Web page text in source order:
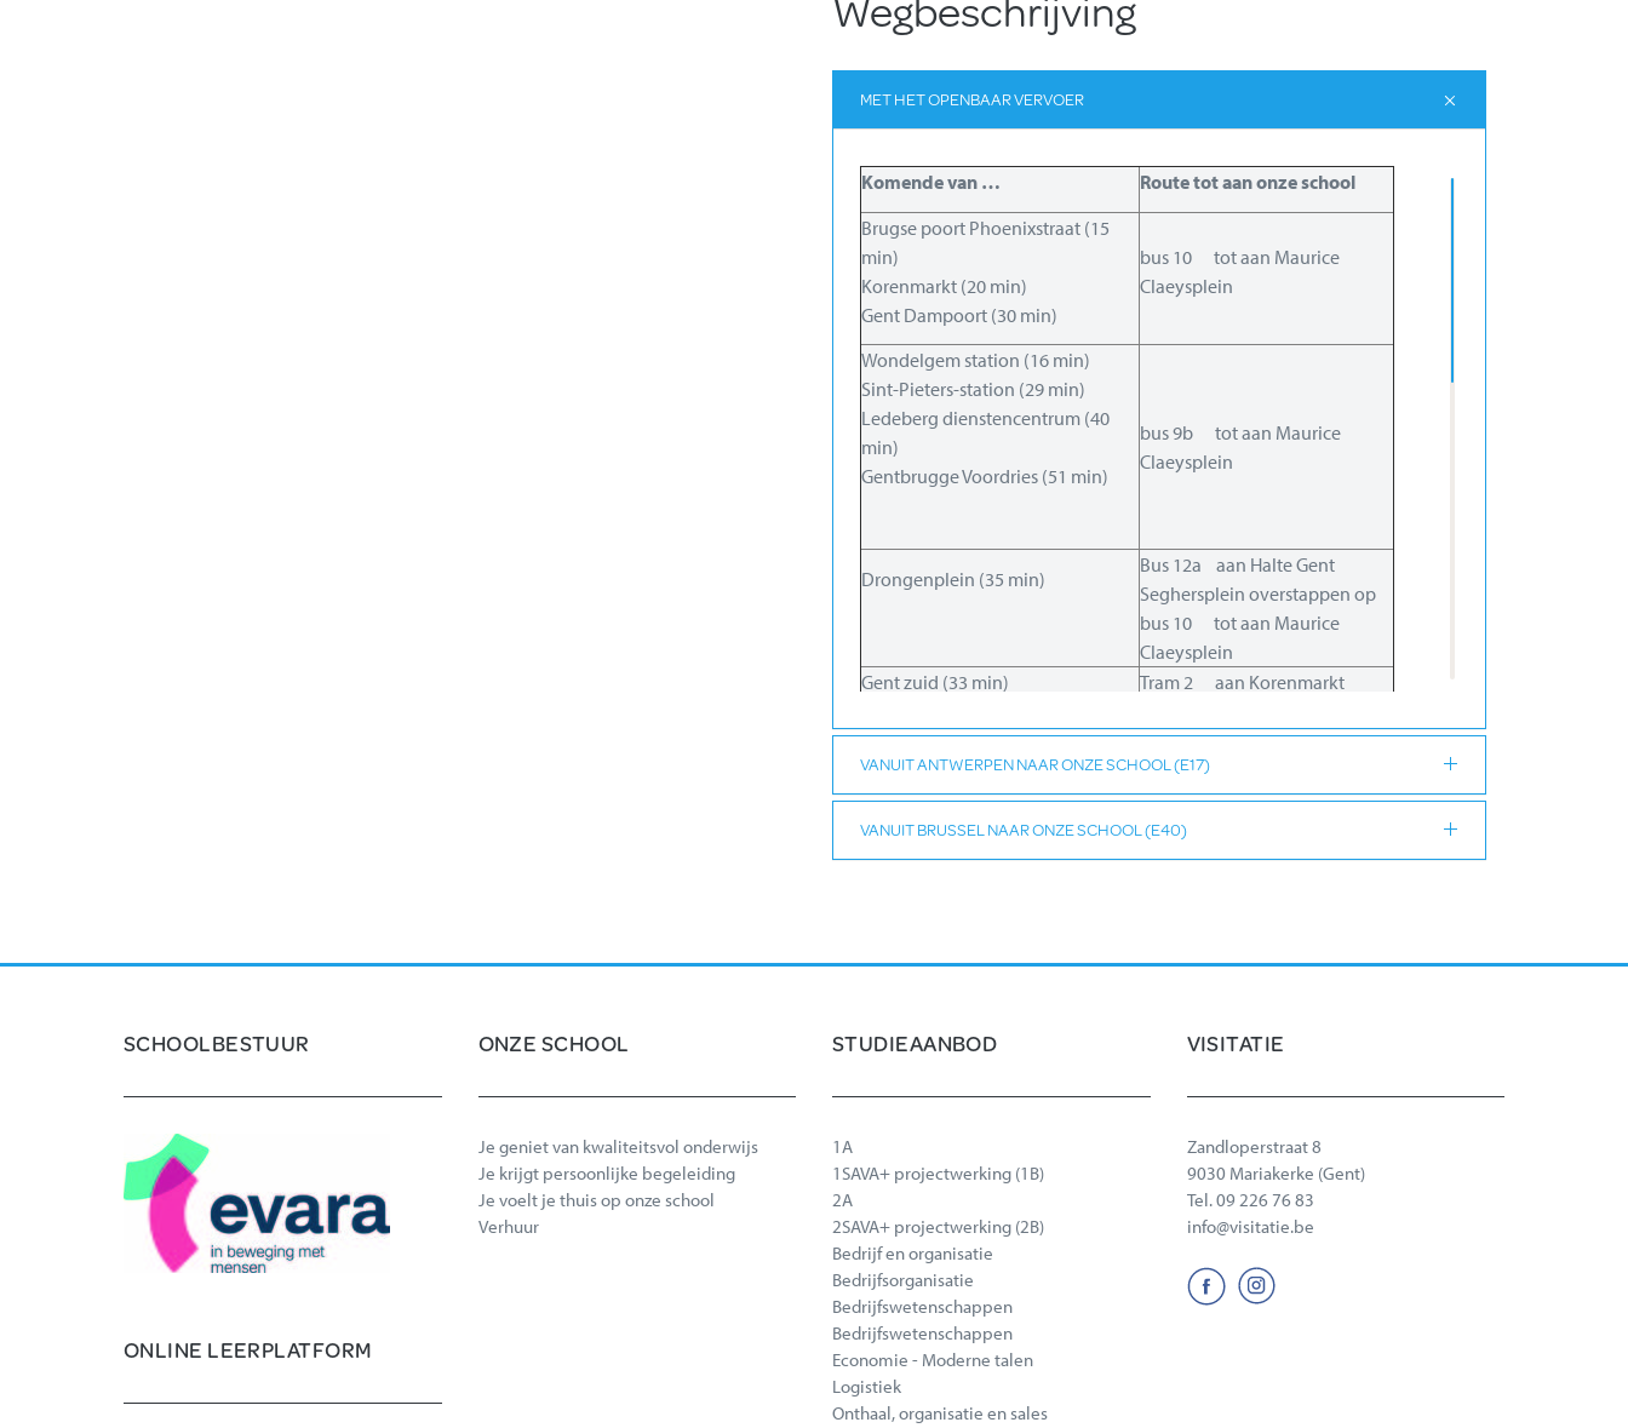
MET HET OPENBAAR VERVOER
Komende van …
Route tot aan onze school
Brugse poort Phoenixstraat (15
min)
Korenmarkt (20 min)
Gent Dampoort (30 min)
bus 10 tot aan Maurice
Claeysplein
Wondelgem station (16 min)
Sint-Pieters-station (29 min)
Ledeberg dienstencentrum (40
min)
Gentbrugge Voordries (51 min)
bus 9b tot aan Maurice
Claeysplein
Drongenplein (35 min)
Bus 12a aan Halte Gent
Seghersplein overstappen op
bus 10 tot aan Maurice
Claeysplein
Gent zuid (33 min)
Tram 2 aan Korenmarkt
bus 10 tot aan Maurice
Claeysplein
Evergem spoorwegstraat (35
min)
Tram 2 aan de Neptunus
overstappen op
bus 9b tot aan Maurice
bus 9b tot aan Maurice
Bus 76 aan de Sterre
bus 9b tot aan Maurice
Claeysplein
Zwijnaarde (55 min)
Tram 3 aan parkplein
overstappen op
bus 9b tot aan Maurice
Claeysplein
Merelbeke kerk (58 min)
VANUIT ANTWERPEN NAAR ONZE SCHOOL (E17)
VANUIT BRUSSEL NAAR ONZE SCHOOL (E40)
SCHOOLBESTUUR
ONLINE LEERPLATFORM
ONZE SCHOOL
Je geniet van kwaliteitsvol onderwijs
Je krijgt persoonlijke begeleiding
Je voelt je thuis op onze school
Verhuur
STUDIEAANBOD
1A
1SAVA+ projectwerking (1B)
2A
2SAVA+ projectwerking (2B)
Bedrijf en organisatie
Bedrijfsorganisatie
Bedrijfswetenschappen
Bedrijfswetenschappen
Economie - Moderne talen
Logistiek
Onthaal, organisatie en sales
VISITATIE
Zandloperstraat 8
9030 Mariakerke (Gent)
Tel.09 226 76 83
info@visitatie.be